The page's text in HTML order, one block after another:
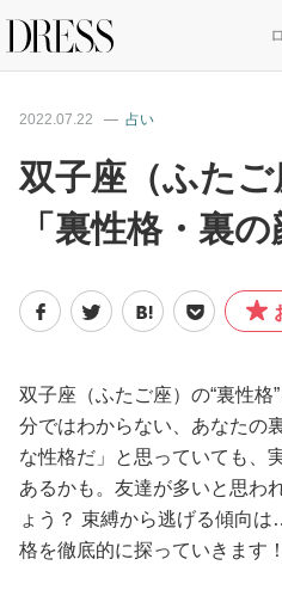
特集記事
DRESS部活
ファッション
恋愛/結婚/離婚
2022.07.22 占い
双子座（ふた
「裏性格・裏の
双子座（ふたご座）の“裏性格
分ではわからない、あなたの
な性格だ」と思っていても、
あるかも。友達が多いと思わ
ょう？ 束縛から逃げる傾向
格を徹底的に探っていきます！